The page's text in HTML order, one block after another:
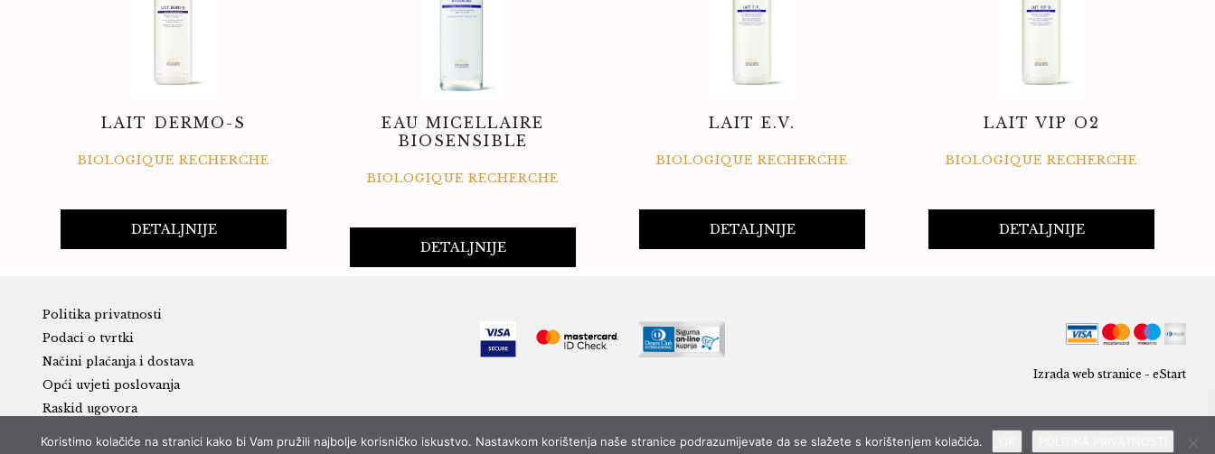
LAIT DERMO-S
BIOLOGIQUE RECHERCHE
DETALJNIJE
EAU MICELLAIRE
BIOSENSIBLE
BIOLOGIQUE RECHERCHE
DETALJNIJE
LAIT E.V.
BIOLOGIQUE RECHERCHE
DETALJNIJE
LAIT VIP O2
BIOLOGIQUE RECHERCHE
DETALJNIJE
Politika privatnosti
Podaci o tvrtki
Načini plaćanja i dostava
Opći uvjeti poslovanja
Raskid ugovora
Izrada web stranice - eStart
Koristimo kolačiće na stranici kako bi Vam pružili najbolje korisničko iskustvo. Nastavkom korištenja naše stranice podrazumijevate da se slažete s korištenjem kolačića.